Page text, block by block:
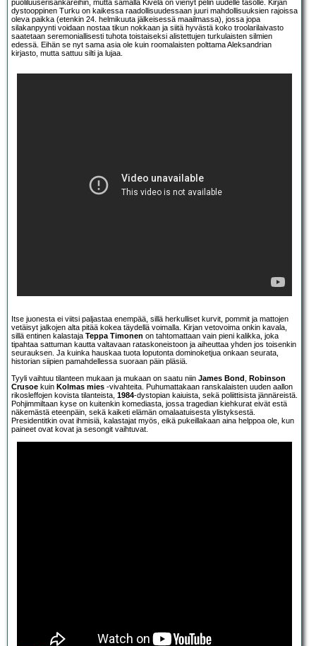
puoliluuserisankareihin, mutta samalla Kivelä on vienyt pelin uudelle tasolle. Kirjan
dystooppinen Turku on kaikessa raadollisuudessaan juuri mahdollisuuksien rajoissa
oleva paikka (etenkin 24. helmikuuta jälkeisessä maailmassa), jossa jopa
silakanpyynti voidaan nostaa tikun nokkaan ja siitä hyvästä koko troolarilaivasto
saatetaan seremoniallisesti tuhota toistaiseksi alistettujen turkulaisten silmien
edessä. Eihän se nyt sama asia ole kuin roomalaisten polttama Aleksandrian
kirjasto, mutta sattuu silti ja lujaa.
Itse juonesta ei viitsi paljastaa enempää, sillä herkulliset kurvit, pommit ja mattojen
vetäisyt jalkojen alta pitää kokea täydellä voimalla. Kirjan vetovoima onkin kavala,
sillä entinen kalastaja Teppa Timonen on tahtomattaan vain pieni kalikka, joka
tipahtaa sattuman kautta valtavaan rataskoneistoon ja aiheuttaa yhden jos toisenkin
seurauksen. Ja kuinka hauskaa tuota loputonta dominoketjua onkaan seurata,
historian siipien pamahdellessa suoraan päin pläsiä.
Tyyli vaihtuu tilanteen mukaan ja mukaan on saatu niin James Bond , Robinson
Crusoe kuin Kolmas mies -vivahteita. Puhumattakaan ranskalaisten uuden aallon
rikosleffojen kovista tilanteista, 1984-dystopian kaiuista, sekä poliittisista jännäreistä.
Pohjimmiltaan kyse on kuitenkin komediasta, jossa tragedian kiehkurat eivät estä
näkemästä eteenpäin, sekä kaiketi elämän omalaatuisesta ylistyksestä.
Presidentitkin ovat ihmisiä, kalastajat myös, eikä pukeillakaan aina helppoa ole, kun
paineet ovat kovat ja sesongit vaihtuvat.